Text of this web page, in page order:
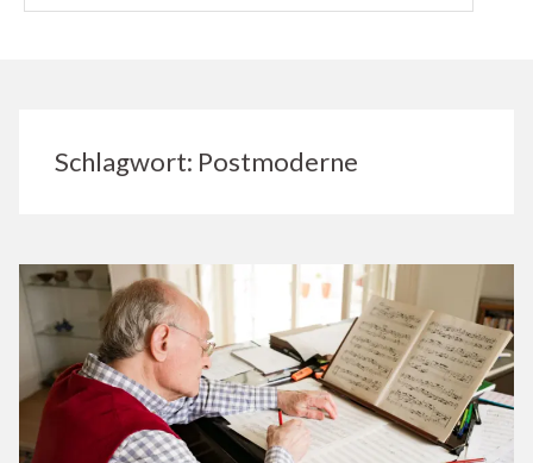
Schlagwort: Postmoderne